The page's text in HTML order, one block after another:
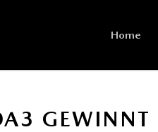
Home
GEWINNT